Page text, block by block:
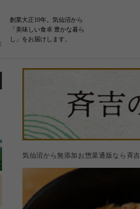
創業大正10年。気仙沼から
「美味しい食卓 豊かな暮ら
し」をお届けします。
気仙沼から無添加お惣菜通販なら斉吉